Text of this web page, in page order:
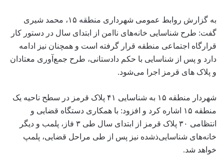
به گزارش روابط عمومی شهرداری منطقه ۱۵، محمد شیری
گفت: طرح شناسایی خانه‌های ناامن از ابتدای سال در دستور کار
قرارگاه اجتماعی منطقه قرار گرفته است و همچنان نیز ادامه
دارد و پس از شناسایی با حکم دادستانی، طرح جمع‌آوری معتادان
و پلاک های قرمز اجرا می‌شود.
شهردار منطقه ۱۵ به شناسایی ۴۱ پلاک قرمز در سطح ناحیه یک
منطقه ۱۵ اشاره کرد و افزود: با همکاری دستگاه قضایی و
انتظامی ۳۰ پلاک قرمز از ابتدای سال طی ۳ فاز، پلمب و دیگر
خانه‌های شناسایی‌ذشده نیز پس از طی مراحل قضایی، پلمپ
خواهد شد.